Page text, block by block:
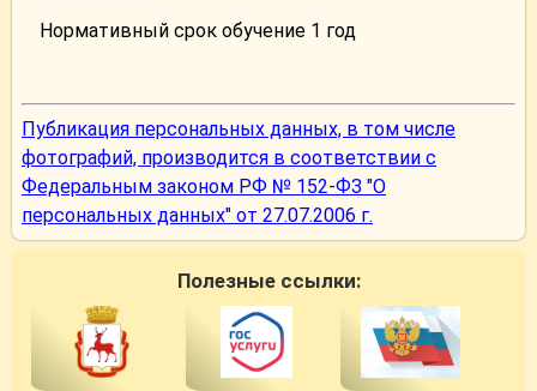
Нормативный срок обучение 1 год
Публикация персональных данных, в том числе
фотографий, производится в соответствии с
Федеральным законом РФ № 152-ФЗ "О
персональных данных" от 27.07.2006 г.
Полезные ссылки: